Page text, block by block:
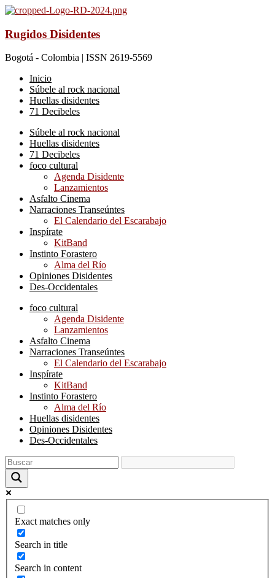
Rugidos Disidentes
Bogotá - Colombia | ISSN 2619-5569
Inicio
Súbele al rock nacional
Huellas disidentes
71 Decibeles
Súbele al rock nacional
Huellas disidentes
71 Decibeles
foco cultural
Agenda Disidente
Lanzamientos
Asfalto Cinema
Narraciones Transeúntes
El Calendario del Escarabajo
Inspírate
KitBand
Instinto Forastero
Alma del Río
Opiniones Disidentes
Des-Occidentales
foco cultural
Agenda Disidente
Lanzamientos
Asfalto Cinema
Narraciones Transeúntes
El Calendario del Escarabajo
Inspírate
KitBand
Instinto Forastero
Alma del Río
Huellas disidentes
Opiniones Disidentes
Des-Occidentales
Exact matches only
Search in title
Search in content